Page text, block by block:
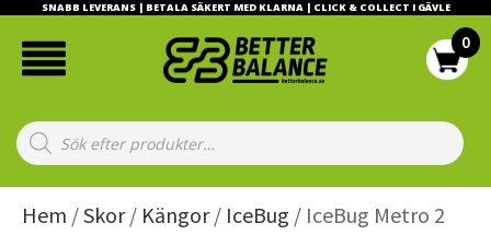
SNABB LEVERANS | BETALA SÄKERT MED KLARNA | CLICK & COLLECT I GÄVLE
Products
search
Hem /Skor/ Kängor/ IceBug / IceBug Metro 2